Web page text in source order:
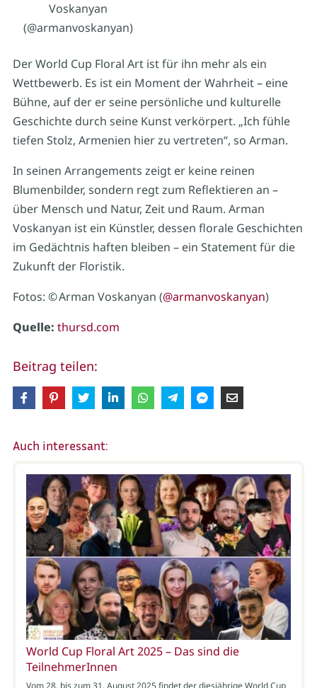
Voskanyan
(@armanvoskanyan)
Der World Cup Floral Art ist für ihn mehr als ein
Wettbewerb. Es ist ein Moment der Wahrheit – eine
Bühne, auf der er seine persönliche und kulturelle
Geschichte durch seine Kunst verkörpert. „Ich fühle
tiefen Stolz, Armenien hier zu vertreten“, so Arman.
In seinen Arrangements zeigt er keine reinen
Blumenbilder, sondern regt zum Reflektieren an –
über Mensch und Natur, Zeit und Raum. Arman
Voskanyan ist ein Künstler, dessen florale Geschichten
im Gedächtnis haften bleiben – ein Statement für die
Zukunft der Floristik.
Fotos: © Arman Voskanyan (@armanvoskanyan)
Quelle: thursd.com
Beitrag teilen:
Auch interessant:
World Cup Floral Art 2025 – Das sind die
TeilnehmerInnen